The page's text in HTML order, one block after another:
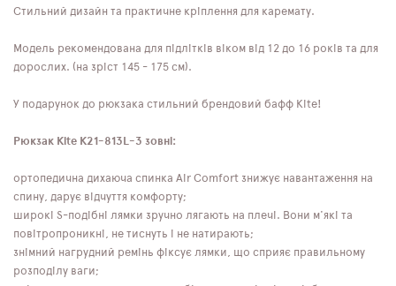
Стильний дизайн та практичне кріплення для каремату.
Модель рекомендована для підлітків віком від 12 до 16 років та для
дорослих. (на зріст 145 - 175 см).
У подарунок до рюкзака стильний брендовий бафф Kite!
Рюкзак Kite K21-813L-3 зовні:
ортопедична дихаюча спинка Air Comfort знижує навантаження на
спину, дарує відчуття комфорту;
широкі S-подібні лямки зручно лягають на плечі. Вони м'які та
повітропроникні, не тиснуть і не натирають;
знімний нагрудний ремінь фіксує лямки, що сприяє правильному
розподілу ваги;